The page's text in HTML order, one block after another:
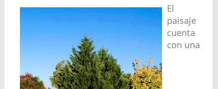
El
paisaje
cuenta
con una